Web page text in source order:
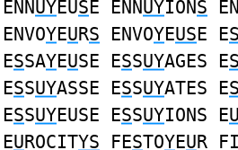
ENNUYEUSE ENNUYIONS
ENVOYEURS ENVOYEUSE ES
ESSAYEUSE ESSUYAGES ES
ESSUYASSE ESSUYATES ES
ESSUYEUSE ESSUYIONS EU
EUROCITYS FESTOYEUR